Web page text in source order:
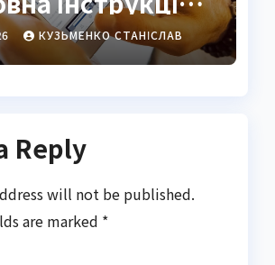
КУЗЬМЕНКО СТАНІСЛАВ
Reply
will not be published.
are marked *